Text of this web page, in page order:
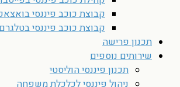
קבוצת כוכב פיננסי
קבוצת כוכב פיננסי
תכנון פרישה
שירותים נוספים
תכנון פיננסי הוליסטי